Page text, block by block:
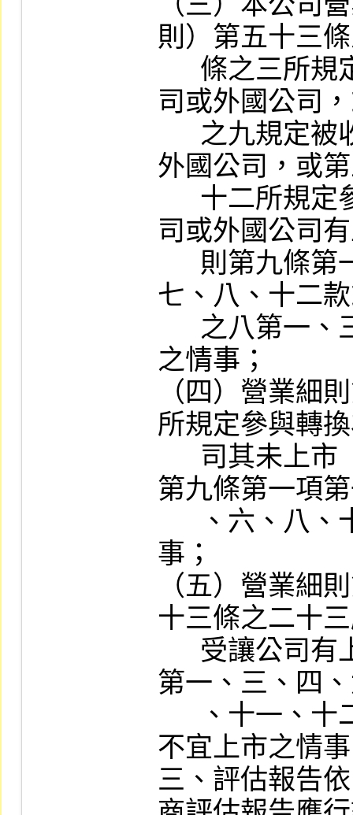
則）第五十三
司或外國公司
外國公司，或
司或外國公司
七、八、十二
之情事；
（四）營業細
所規定參與轉
第九條第一項
事；
（五）營業細
十三條之二十
第一、三、四
不宜上市之情
三、評估報告